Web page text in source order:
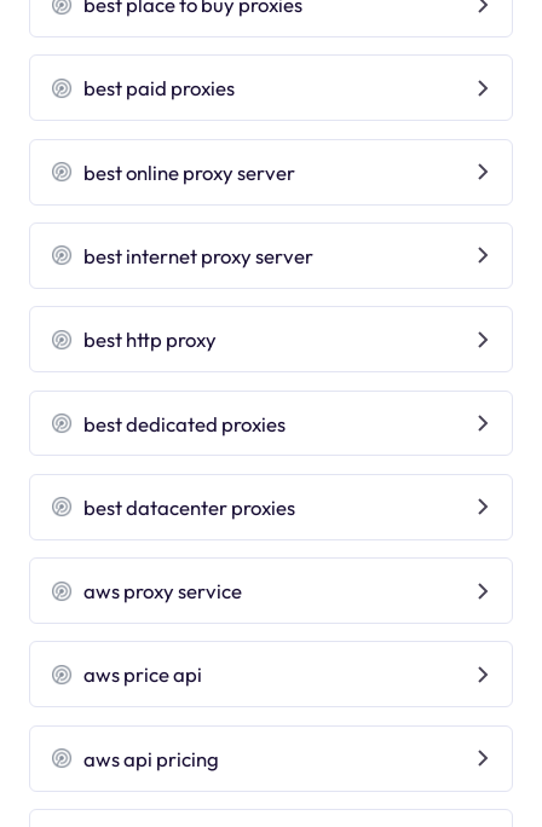
best paid proxies
best online proxy server
best internet proxy server
best http proxy
best dedicated proxies
best datacenter proxies
aws proxy service
aws price api
aws api pricing